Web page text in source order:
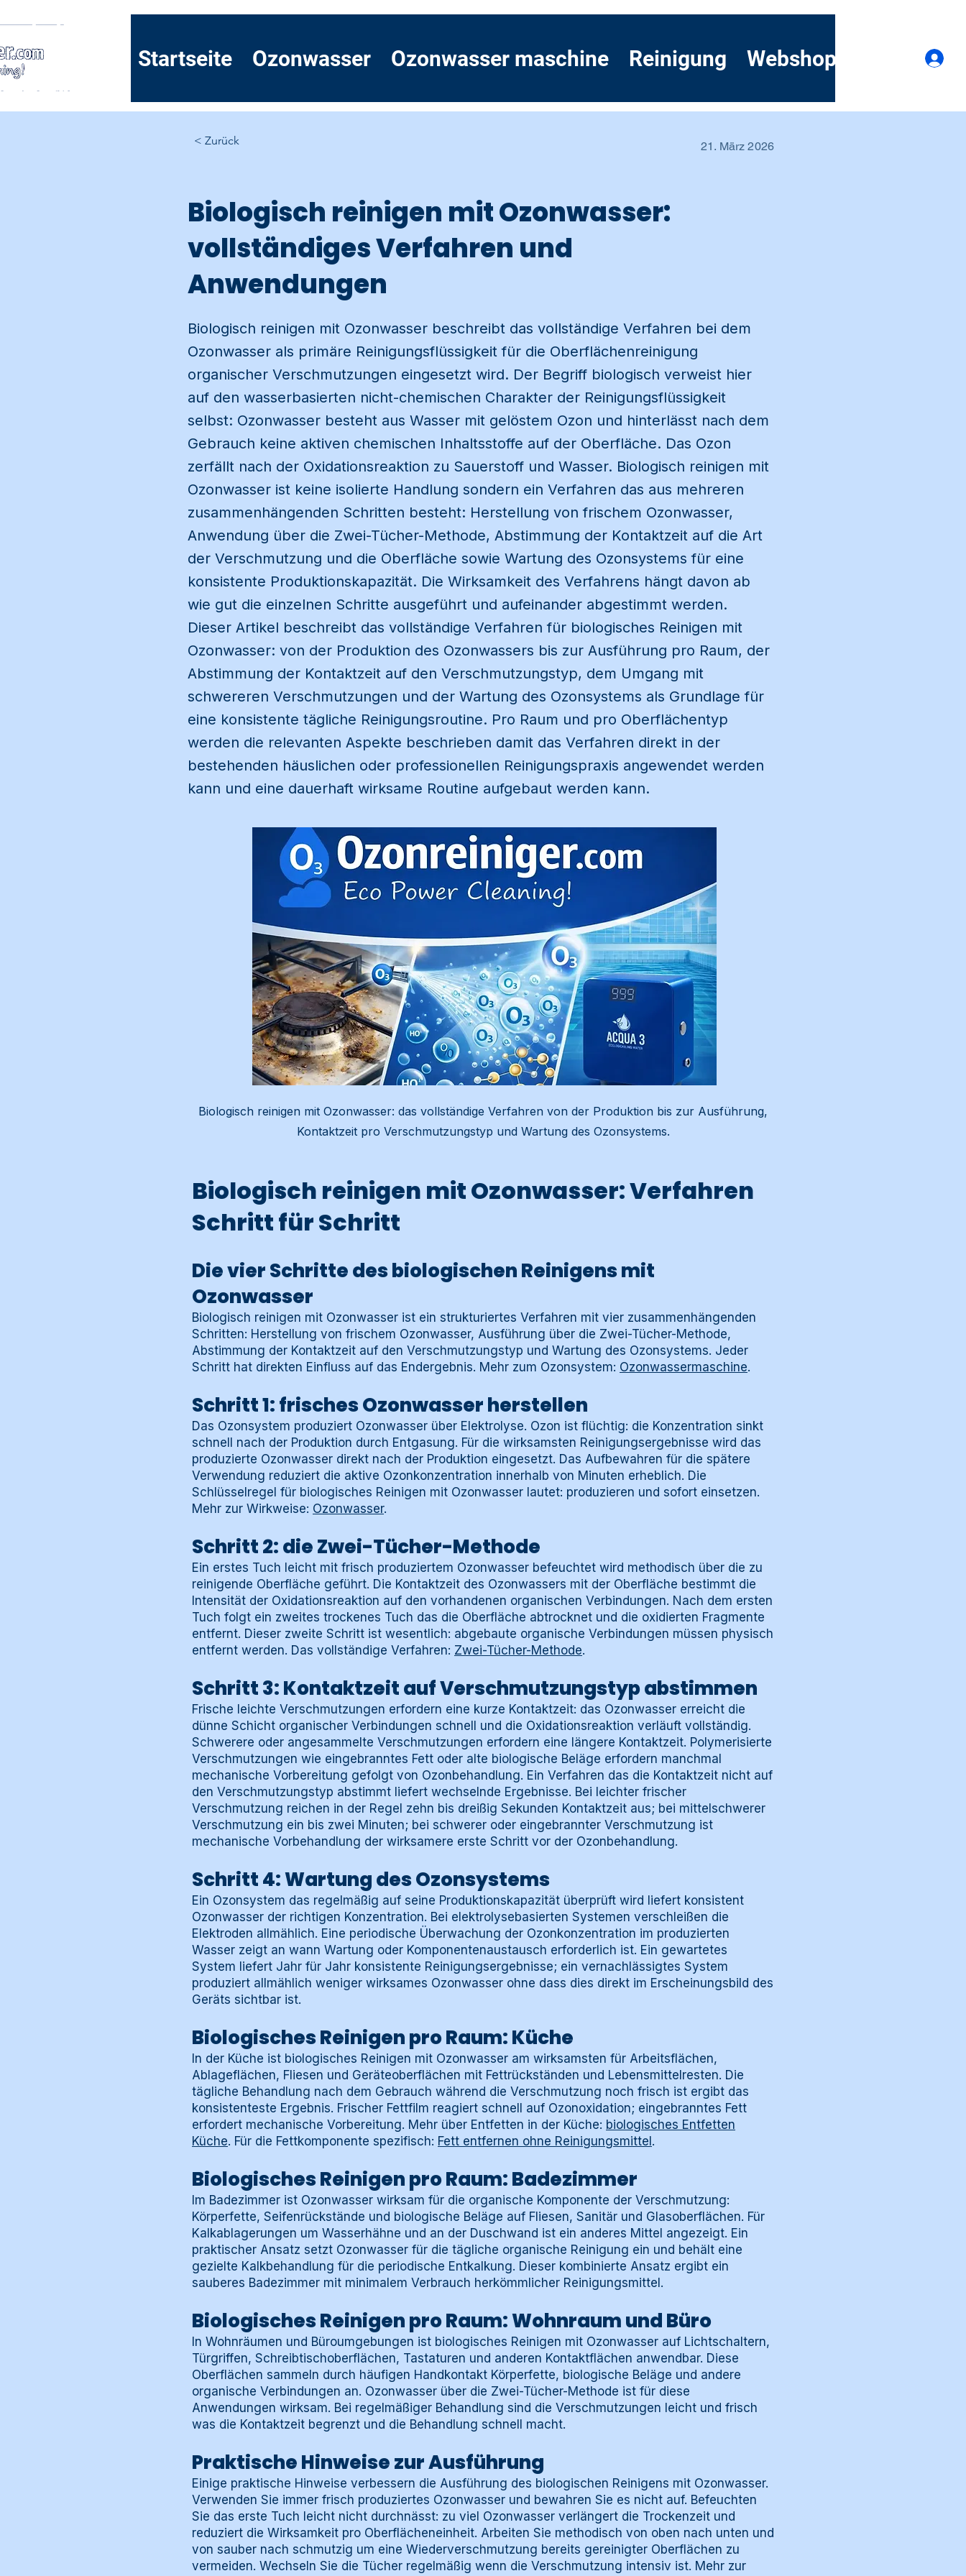
Startseite Ozonwasser Ozonwasser maschine Reinigung Webshop Kontakt
< Zurück 21. März 2026
Biologisch reinigen mit Ozonwasser:
vollständiges Verfahren und
Anwendungen
Biologisch reinigen mit Ozonwasser beschreibt das vollständige Verfahren bei dem
Ozonwasser als primäre Reinigungsflüssigkeit für die Oberflächenreinigung
organischer Verschmutzungen eingesetzt wird. Der Begriff biologisch verweist hier
auf den wasserbasierten nicht-chemischen Charakter der Reinigungsflüssigkeit
selbst: Ozonwasser besteht aus Wasser mit gelöstem Ozon und hinterlässt nach dem
Gebrauch keine aktiven chemischen Inhaltsstoffe auf der Oberfläche. Das Ozon
zerfällt nach der Oxidationsreaktion zu Sauerstoff und Wasser. Biologisch reinigen mit
Ozonwasser ist keine isolierte Handlung sondern ein Verfahren das aus mehreren
zusammenhängenden Schritten besteht: Herstellung von frischem Ozonwasser,
Anwendung über die Zwei-Tücher-Methode, Abstimmung der Kontaktzeit auf die Art
der Verschmutzung und die Oberfläche sowie Wartung des Ozonsystems für eine
konsistente Produktionskapazität. Die Wirksamkeit des Verfahrens hängt davon ab
wie gut die einzelnen Schritte ausgeführt und aufeinander abgestimmt werden.
Dieser Artikel beschreibt das vollständige Verfahren für biologisches Reinigen mit
Ozonwasser: von der Produktion des Ozonwassers bis zur Ausführung pro Raum, der
Abstimmung der Kontaktzeit auf den Verschmutzungstyp, dem Umgang mit
schwereren Verschmutzungen und der Wartung des Ozonsystems als Grundlage für
eine konsistente tägliche Reinigungsroutine. Pro Raum und pro Oberflächentyp
werden die relevanten Aspekte beschrieben damit das Verfahren direkt in der
bestehenden häuslichen oder professionellen Reinigungspraxis angewendet werden
kann und eine dauerhaft wirksame Routine aufgebaut werden kann.
Biologisch reinigen mit Ozonwasser: das vollständige Verfahren von der Produktion bis zur Ausführung,
Kontaktzeit pro Verschmutzungstyp und Wartung des Ozonsystems.
Biologisch reinigen mit Ozonwasser: Verfahren
Schritt für Schritt
Die vier Schritte des biologischen Reinigens mit
Ozonwasser
Biologisch reinigen mit Ozonwasser ist ein strukturiertes Verfahren mit vier zusammenhängenden
Schritten: Herstellung von frischem Ozonwasser, Ausführung über die Zwei-Tücher-Methode,
Abstimmung der Kontaktzeit auf den Verschmutzungstyp und Wartung des Ozonsystems. Jeder
Schritt hat direkten Einfluss auf das Endergebnis. Mehr zum Ozonsystem: Ozonwassermaschine.
Schritt 1: frisches Ozonwasser herstellen
Das Ozonsystem produziert Ozonwasser über Elektrolyse. Ozon ist flüchtig: die Konzentration sinkt
schnell nach der Produktion durch Entgasung. Für die wirksamsten Reinigungsergebnisse wird das
produzierte Ozonwasser direkt nach der Produktion eingesetzt. Das Aufbewahren für die spätere
Verwendung reduziert die aktive Ozonkonzentration innerhalb von Minuten erheblich. Die
Schlüsselregel für biologisches Reinigen mit Ozonwasser lautet: produzieren und sofort einsetzen.
Mehr zur Wirkweise: Ozonwasser.
Schritt 2: die Zwei-Tücher-Methode
Ein erstes Tuch leicht mit frisch produziertem Ozonwasser befeuchtet wird methodisch über die zu
reinigende Oberfläche geführt. Die Kontaktzeit des Ozonwassers mit der Oberfläche bestimmt die
Intensität der Oxidationsreaktion auf den vorhandenen organischen Verbindungen. Nach dem ersten
Tuch folgt ein zweites trockenes Tuch das die Oberfläche abtrocknet und die oxidierten Fragmente
entfernt. Dieser zweite Schritt ist wesentlich: abgebaute organische Verbindungen müssen physisch
entfernt werden. Das vollständige Verfahren: Zwei-Tücher-Methode.
Schritt 3: Kontaktzeit auf Verschmutzungstyp abstimmen
Frische leichte Verschmutzungen erfordern eine kurze Kontaktzeit: das Ozonwasser erreicht die
dünne Schicht organischer Verbindungen schnell und die Oxidationsreaktion verläuft vollständig.
Schwerere oder angesammelte Verschmutzungen erfordern eine längere Kontaktzeit. Polymerisierte
Verschmutzungen wie eingebranntes Fett oder alte biologische Beläge erfordern manchmal
mechanische Vorbereitung gefolgt von Ozonbehandlung. Ein Verfahren das die Kontaktzeit nicht auf
den Verschmutzungstyp abstimmt liefert wechselnde Ergebnisse. Bei leichter frischer
Verschmutzung reichen in der Regel zehn bis dreißig Sekunden Kontaktzeit aus; bei mittelschwerer
Verschmutzung ein bis zwei Minuten; bei schwerer oder eingebrannter Verschmutzung ist
mechanische Vorbehandlung der wirksamere erste Schritt vor der Ozonbehandlung.
Schritt 4: Wartung des Ozonsystems
Ein Ozonsystem das regelmäßig auf seine Produktionskapazität überprüft wird liefert konsistent
Ozonwasser der richtigen Konzentration. Bei elektrolysebasierten Systemen verschleißen die
Elektroden allmählich. Eine periodische Überwachung der Ozonkonzentration im produzierten
Wasser zeigt an wann Wartung oder Komponentenaustausch erforderlich ist. Ein gewartetes
System liefert Jahr für Jahr konsistente Reinigungsergebnisse; ein vernachlässigtes System
produziert allmählich weniger wirksames Ozonwasser ohne dass dies direkt im Erscheinungsbild des
Geräts sichtbar ist.
Biologisches Reinigen pro Raum: Küche
In der Küche ist biologisches Reinigen mit Ozonwasser am wirksamsten für Arbeitsflächen,
Ablageflächen, Fliesen und Geräteoberflächen mit Fettrückständen und Lebensmittelresten. Die
tägliche Behandlung nach dem Gebrauch während die Verschmutzung noch frisch ist ergibt das
konsistenteste Ergebnis. Frischer Fettfilm reagiert schnell auf Ozonoxidation; eingebranntes Fett
erfordert mechanische Vorbereitung. Mehr über Entfetten in der Küche: biologisches Entfetten
Küche. Für die Fettkomponente spezifisch: Fett entfernen ohne Reinigungsmittel .
Biologisches Reinigen pro Raum: Badezimmer
Im Badezimmer ist Ozonwasser wirksam für die organische Komponente der Verschmutzung:
Körperfette, Seifenrückstände und biologische Beläge auf Fliesen, Sanitär und Glasoberflächen. Für
Kalkablagerungen um Wasserhähne und an der Duschwand ist ein anderes Mittel angezeigt. Ein
praktischer Ansatz setzt Ozonwasser für die tägliche organische Reinigung ein und behält eine
gezielte Kalkbehandlung für die periodische Entkalkung. Dieser kombinierte Ansatz ergibt ein
sauberes Badezimmer mit minimalem Verbrauch herkömmlicher Reinigungsmittel.
Biologisches Reinigen pro Raum: Wohnraum und Büro
In Wohnräumen und Büroumgebungen ist biologisches Reinigen mit Ozonwasser auf Lichtschaltern,
Türgriffen, Schreibtischoberflächen, Tastaturen und anderen Kontaktflächen anwendbar. Diese
Oberflächen sammeln durch häufigen Handkontakt Körperfette, biologische Beläge und andere
organische Verbindungen an. Ozonwasser über die Zwei-Tücher-Methode ist für diese
Anwendungen wirksam. Bei regelmäßiger Behandlung sind die Verschmutzungen leicht und frisch
was die Kontaktzeit begrenzt und die Behandlung schnell macht.
Praktische Hinweise zur Ausführung
Einige praktische Hinweise verbessern die Ausführung des biologischen Reinigens mit Ozonwasser.
Verwenden Sie immer frisch produziertes Ozonwasser und bewahren Sie es nicht auf. Befeuchten
Sie das erste Tuch leicht nicht durchnässt: zu viel Ozonwasser verlängert die Trockenzeit und
reduziert die Wirksamkeit pro Oberflächeneinheit. Arbeiten Sie methodisch von oben nach unten und
von sauber nach schmutzig um eine Wiederverschmutzung bereits gereinigter Oberflächen zu
vermeiden. Wechseln Sie die Tücher regelmäßig wenn die Verschmutzung intensiv ist. Mehr zur